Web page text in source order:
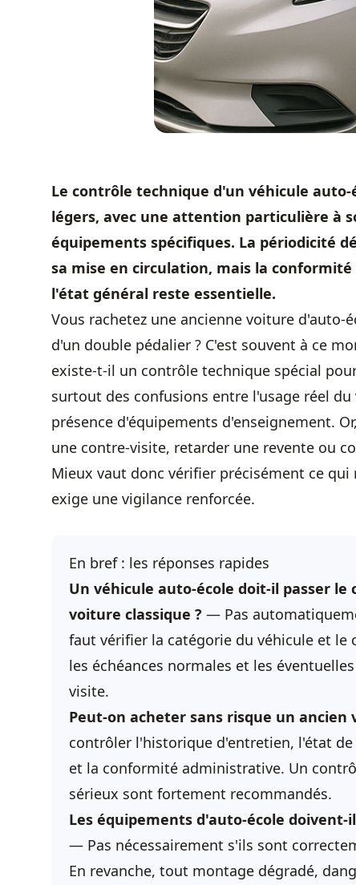
Le contrôle technique d'un véhicule
légers, avec une attention particulière à
équipements spécifiques. La périodicité
sa mise en circulation, mais la
l'état général reste essentielle.
Vous rachetez une ancienne voiture
d'un double pédalier ? C'est souvent à ce
existe-t-il un contrôle technique spécial
surtout des confusions entre l'usage réel
présence d'équipements d'enseignement.
une contre-visite, retarder une revente ou
Mieux vaut donc vérifier précisément ce
exige une vigilance renforcée.
En bref : les réponses rapides
Un véhicule auto-école doit-il passer
voiture classique ? — Pas
faut vérifier la catégorie du véhicule et
les échéances normales et les
visite.
Peut-on acheter sans risque un ancien
contrôler l'historique d'entretien, l'état
et la conformité administrative. Un
sérieux sont fortement recommandés.
Les équipements d'auto-école
— Pas nécessairement s'ils sont
En revanche, tout montage dégradé,